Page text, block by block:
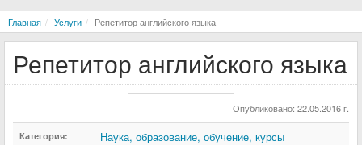
Главная Услуги Репетитор английского языка
Репетитор английского языка
Опубликовано: 22.05.2016 г.
Категория: Наука, образование, обучение, курсы